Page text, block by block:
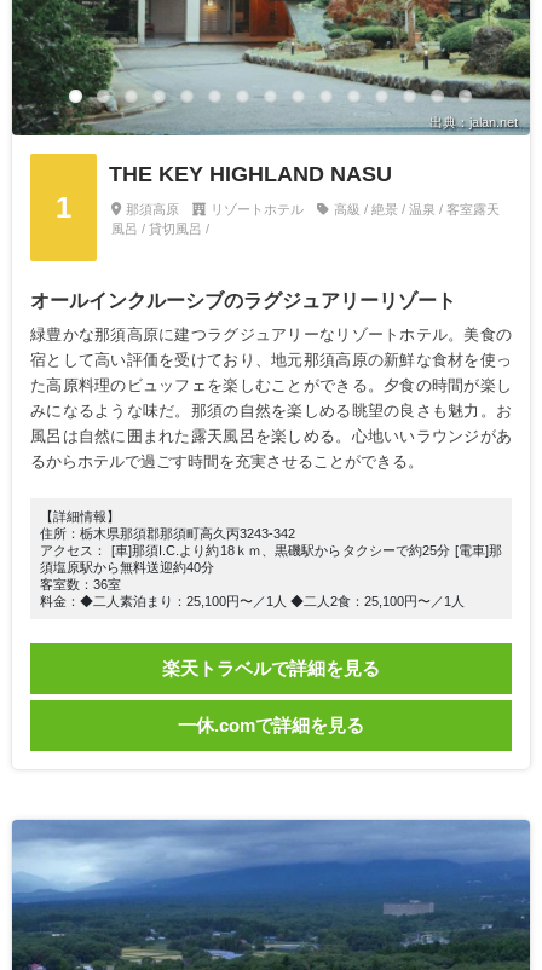
出典：jalan.net
1
THE KEY HIGHLAND NASU
那須高原 リゾートホテル
高級 / 絶景 / 温泉 / 客室露天
風呂 / 貸切風呂 /
オールインクルーシブのラグジュアリーリゾート
緑豊かな那須高原に建つラグジュアリーなリゾートホテル。美食の
宿として高い評価を受けており、地元那須高原の新鮮な食材を使っ
た高原料理のビュッフェを楽しむことができる。夕食の時間が楽し
みになるような味だ。那須の自然を楽しめる眺望の良さも魅力。お
風呂は自然に囲まれた露天風呂を楽しめる。心地いいラウンジがあ
るからホテルで過ごす時間を充実させることができる。
【詳細情報】
住所：栃木県那須郡那須町高久丙3243-342
アクセス： [車]那須I.C.より約18ｋｍ、黒磯駅からタクシーで約25分 [電車]那
須塩原駅から無料送迎約40分
客室数：36室
料金：◆二人素泊まり：25,100円〜／1人 ◆二人2食：25,100円〜／1人
楽天トラベルで詳細を見る
一休.comで詳細を見る